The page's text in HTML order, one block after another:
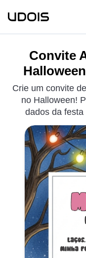
Convite
Crie um convite
no Halloween!
dados da